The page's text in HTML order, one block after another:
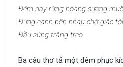
Đêm nay rừng hoang sương
Đứng cạnh bên nhau chờ giặc tới
Đầu súng trăng treo.
Ba câu thơ tả một đêm phục